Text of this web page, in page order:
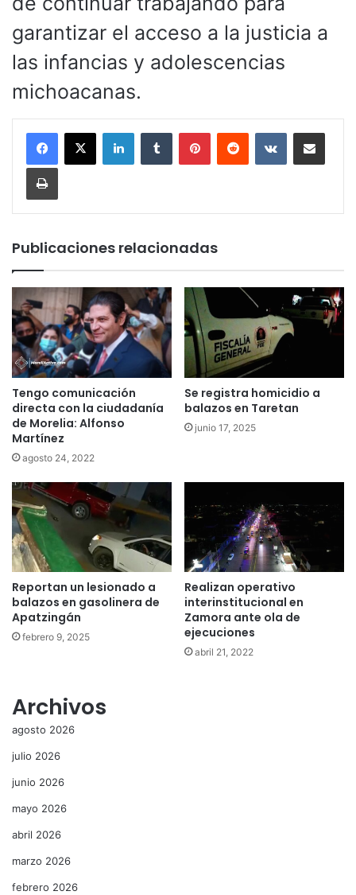
garantizar el acceso a la justicia a
las infancias y adolescencias
michoacanas.
LinkedInTumblr PinterestReddit VKontakteCompartir por
Imprimir
Publicaciones relacionadas
Tengo comunicación
directa con la ciudadanía
de Morelia: Alfonso
Martínez
agosto 24, 2022
Se registra homicidio a
balazos en Taretan
junio 17, 2025
Reportan un lesionado a
balazos en gasolinera de
Apatzingán
febrero 9, 2025
Realizan operativo
interinstitucional en
Zamora ante ola de
ejecuciones
abril 21, 2022
Archivos
agosto 2026
julio 2026
junio 2026
mayo 2026
abril 2026
marzo 2026
febrero 2026